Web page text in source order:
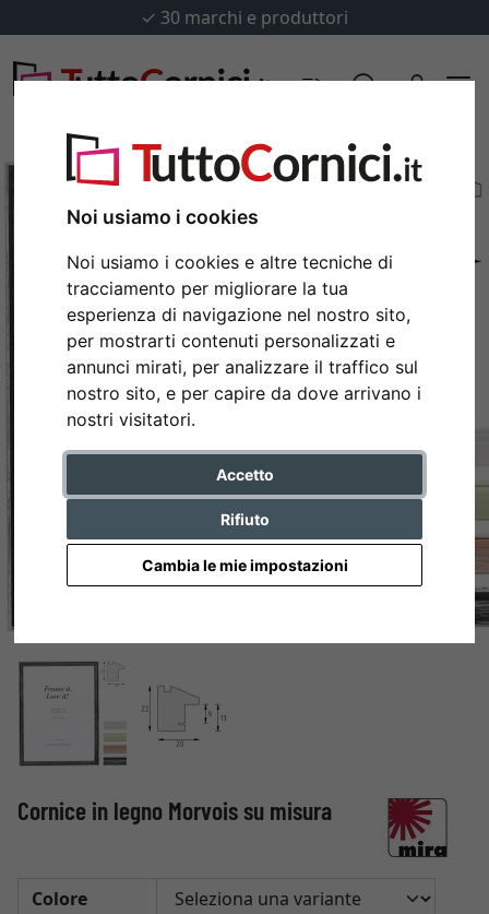
Noi usiamo i cookies
Noi usiamo i cookies e altre tecniche di
tracciamento per migliorare la tua
esperienza di navigazione nel nostro sito,
per mostrarti contenuti personalizzati e
annunci mirati, per analizzare il traffico sul
nostro sito, e per capire da dove arrivano i
nostri visitatori.
Accetto
Rifiuto
Cambia le mie impostazioni
✓ 30 marchi e produttori
Indietro
Cornice in legno Morvois su misura
Colore